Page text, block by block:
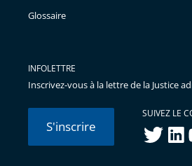
Glossaire
INFOLETTRE
Inscrivez-vous à la lettre de la Justice
S'inscrire
SUIVEZ LE
twitter